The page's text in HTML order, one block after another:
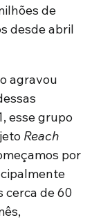
de
desde abril
agravou
esse grupo
Reach
por
cerca de 60